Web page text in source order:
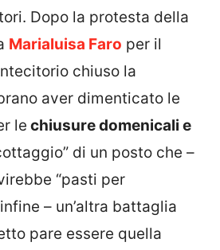
Dopo la protesta della
Marialuisa Faro per il
chiuso la
aver dimenticato le
le chiusure domenicali e
di un posto che –
“pasti per
– un’altra battaglia
pare essere quella